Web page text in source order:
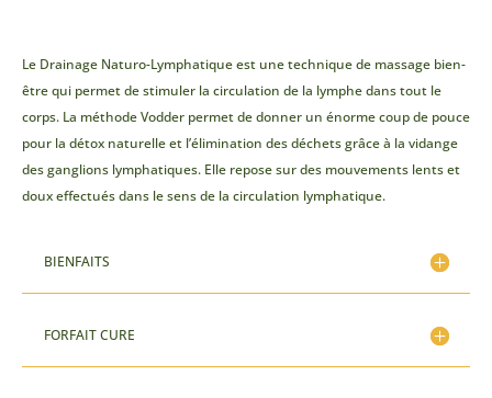
Le Drainage Naturo-Lymphatique est une technique de massage bien-
être qui permet de stimuler la circulation de la lymphe dans tout le
corps. La méthode Vodder permet de donner un énorme coup de pouce
pour la détox naturelle et l’élimination des déchets grâce à la vidange
des ganglions lymphatiques. Elle repose sur des mouvements lents et
doux effectués dans le sens de la circulation lymphatique.
BIENFAITS
FORFAIT CURE